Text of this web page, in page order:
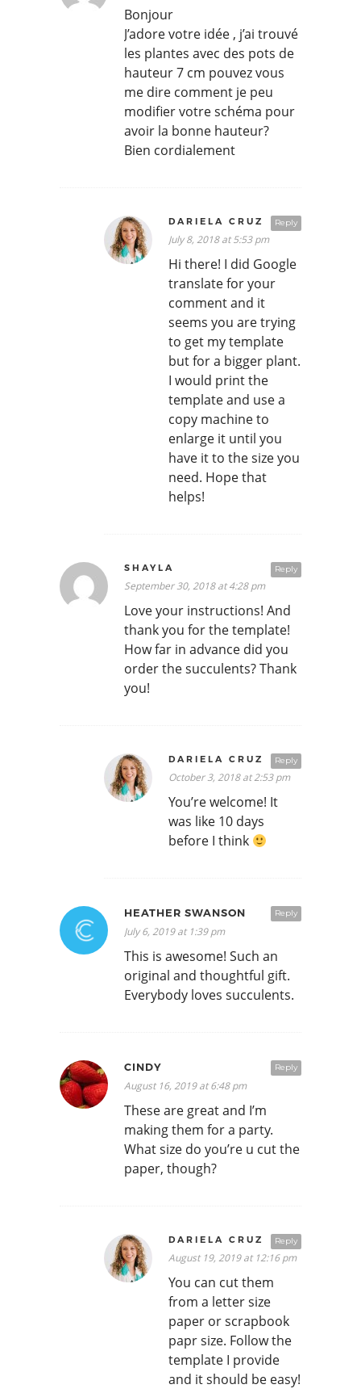
Bonjour
J’adore votre idée , j’ai trouvé
les plantes avec des pots de
hauteur 7 cm pouvez vous
me dire comment je peu
modifier votre schéma pour
avoir la bonne hauteur?
Bien cordialement
Reply
DARIELA CRUZ
July 8, 2018 at 5:53 pm
Hi there! I did Google
translate for your
comment and it
seems you are trying
to get my template
but for a bigger plant.
I would print the
template and use a
copy machine to
enlarge it until you
have it to the size you
need. Hope that
helps!
Reply
SHAYLA
September 30, 2018 at 4:28 pm
Love your instructions! And
thank you for the template!
How far in advance did you
order the succulents? Thank
you!
Reply
DARIELA CRUZ
October 3, 2018 at 2:53 pm
You’re welcome! It
was like 10 days
before I think
Reply
HEATHER SWANSON
July 6, 2019 at 1:39 pm
This is awesome! Such an
original and thoughtful gift.
Everybody loves succulents.
Reply
CINDY
August 16, 2019 at 6:48 pm
These are great and I’m
making them for a party.
What size do you’re u cut the
paper, though?
Reply
DARIELA CRUZ
August 19, 2019 at 12:16 pm
You can cut them
from a letter size
paper or scrapbook
papr size. Follow the
template I provide
and it should be easy!